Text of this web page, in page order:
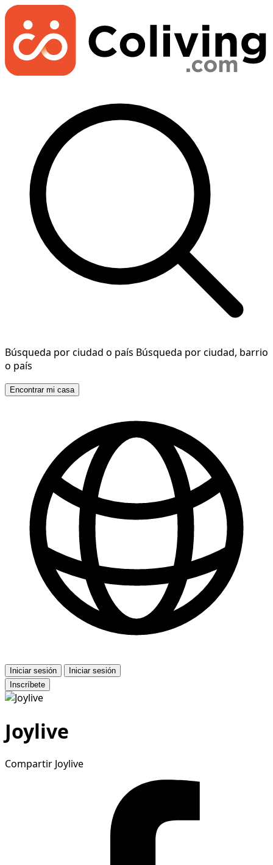
Búsqueda por ciudad o país Búsqueda por ciudad, barrio
o país
Encontrar mi casa
Iniciar sesión
Iniciar sesión
Inscríbete
Joylive
Compartir Joylive